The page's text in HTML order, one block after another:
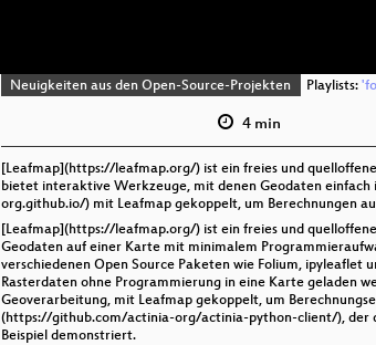
Neuigkeiten aus den Open-Source-Projekten Playlists:
4 min
[Leafmap](https://leafmap.org/) ist ein freies und
bietet interaktive Werkzeuge, mit denen Geodaten
org.github.io/) mit Leafmap gekoppelt, um Berechnungen
[Leafmap](https://leafmap.org/) ist ein freies und
Geodaten auf einer Karte mit minimalem
verschiedenen Open Source Paketen wie Folium,
Rasterdaten ohne Programmierung in eine Karte geladen
Geoverarbeitung, mit Leafmap gekoppelt, um
(https://github.com/actinia-org/actinia-python-client/), der
Beispiel demonstriert.